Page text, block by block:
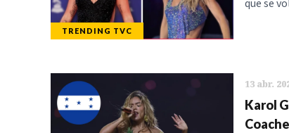
TRENDING TVC
que se
13 abr.
Karol